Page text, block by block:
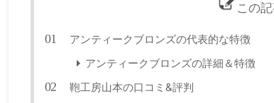
この
アンティークブロンズの代表的な特徴
アンティークブロンズの詳細＆特徴
鞄工房山本の口コミ&評判